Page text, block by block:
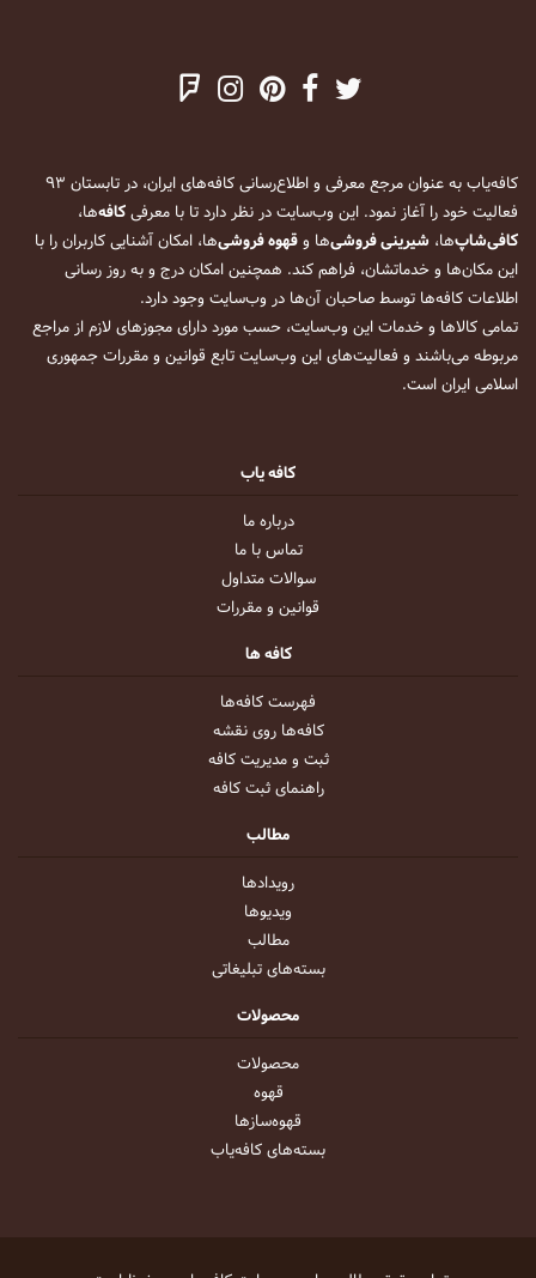
کافه‌یاب به عنوان مرجع معرفی و اطلاع‌رسانی کافه‌های ایران، در تابستان ۹۳
فعالیت خود را آغاز نمود. این وب‌سایت در نظر دارد تا با معرفیکافه‌ها،
کافی‌شاپ‌ها، شیرینی فروشی‌ها وقهوه فروشی‌ها، امکان آشنایی کاربران را با
این مکان‌ها و خدماتشان، فراهم کند. همچنین امکان درج و به روز رسانی
اطلاعات کافه‌ها توسط صاحبان آن‌ها در وب‌سایت وجود دارد.
تمامی کالاها و خدمات این وب‌سایت، حسب مورد دارای مجوزهای لازم از مراجع
مربوطه می‌باشند و فعالیت‌های این وب‌سایت تابع قوانین و مقررات جمهوری
اسلامی ایران است.
کافه یاب
درباره ما
تماس با ما
سوالات متداول
قوانین و مقررات
کافه ها
فهرست کافه‌ها
کافه‌ها روی نقشه
ثبت و مدیریت کافه
راهنمای ثبت کافه
مطالب
رویداد‌ها
ویدیو‌ها
مطالب
بسته‌های تبلیغاتی
محصولات
محصولات
قهوه
قهوه‌ساز‌ها
بسته‌های کافه‌یاب